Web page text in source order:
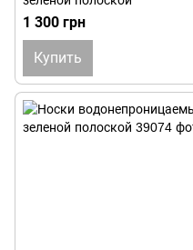
1 300 грн
Купить